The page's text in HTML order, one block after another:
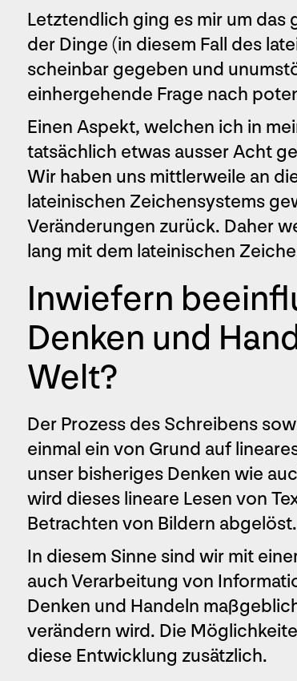
Letztendlich ging es mir um das
der Dinge (in diesem Fall des
scheinbar gegeben und
einhergehende Frage nach
Einen Aspekt, welchen ich in
tatsächlich etwas ausser Acht
Wir haben uns mittlerweile an
lateinischen Zeichensystems
Veränderungen zurück. Daher
lang mit dem lateinischen
Inwiefern
Denken und
Welt?
Der Prozess des Schreibens
einmal ein von Grund auf
unser bisheriges Denken wie
wird dieses lineare Lesen von
Betrachten von Bildern abgelöst.
In diesem Sinne sind wir mit
auch Verarbeitung von
Denken und Handeln
verändern wird. Die
diese Entwicklung zusätzlich.